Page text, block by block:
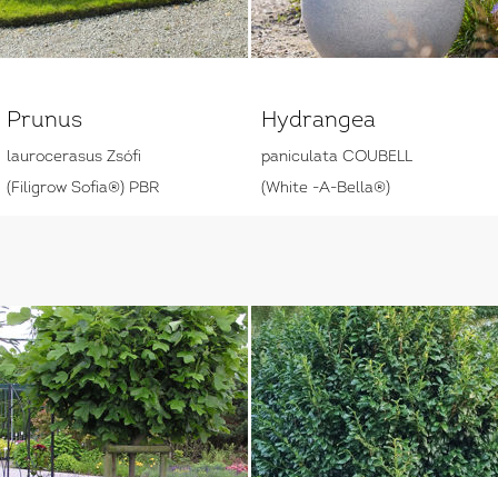
Prunus
laurocerasus Zsófi
(Filigrow Sofia®) PBR
Hydrangea
paniculata COUBELL
(White -A-Bella®)